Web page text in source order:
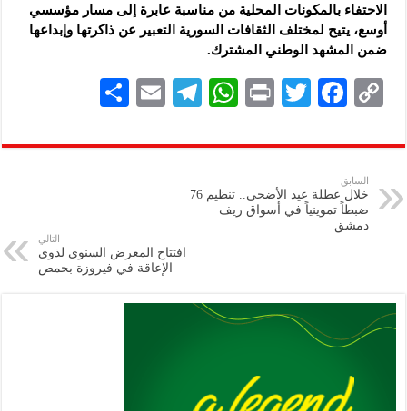
الاحتفاء بالمكونات ‏المحلية من مناسبة عابرة إلى مسار مؤسسي
أوسع، يتيح لمختلف الثقافات ‏السورية التعبير عن ذاكرتها وإبداعها
ضمن المشهد الوطني المشترك.‏
C
p
y
Li
n
F
eb
k
T
tt
er
P
nt
W
at
A
Te
gr
E
ai
ar
السابق
خلال عطلة عيد الأضحى.. تنظيم 76
ضبطاً تموينياً في أسواق ريف
دمشق
التالي
افتتاح المعرض السنوي لذوي
الإعاقة في فيروزة بحمص